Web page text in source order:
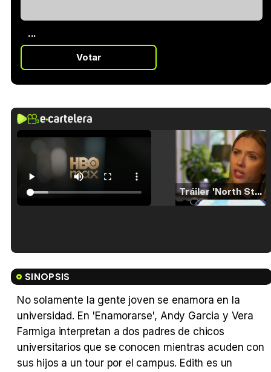
...
Votar
Tráiler 'North Star' (2023)
SINOPSIS
No solamente la gente joven se enamora en la
universidad. En 'Enamorarse', Andy Garcia y Vera
Farmiga interpretan a dos padres de chicos
universitarios que se conocen mientras acuden con
sus hijos a un tour por el campus. Edith es un